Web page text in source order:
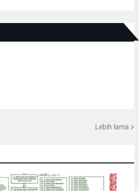
Lebih lama